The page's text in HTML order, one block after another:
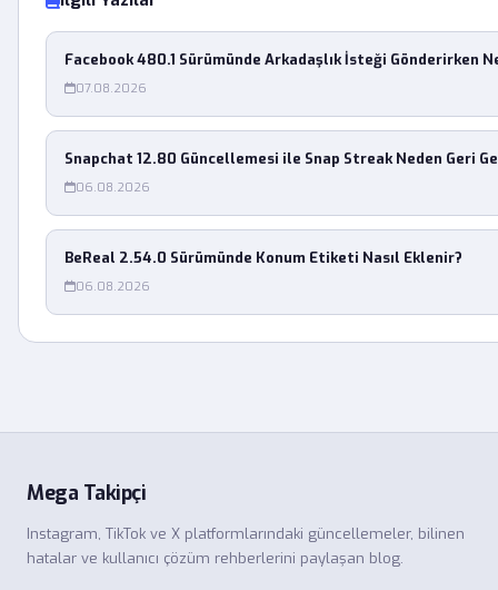
Facebook 480.1 Sürümünde Arkadaşlık İsteği Gönderirken
07.08.2026
Snapchat 12.80 Güncellemesi ile Snap Streak Neden Geri
06.08.2026
BeReal 2.54.0 Sürümünde Konum Etiketi Nasıl Eklenir?
06.08.2026
Mega Takipçi
Instagram, TikTok ve X platformlarındaki güncellemeler, bilinen
hatalar ve kullanıcı çözüm rehberlerini paylaşan blog.